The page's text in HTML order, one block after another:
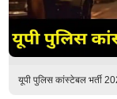
यूपी पुलिस कांस्टेबल भर्ती